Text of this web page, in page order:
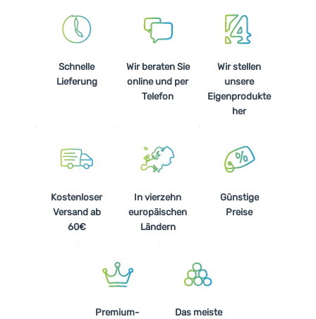
Schnelle
Lieferung
Wir beraten Sie
online und per
Telefon
Wir stellen
unsere
Eigenprodukte
her
Kostenloser
Versand ab
60€
In vierzehn
europäischen
Ländern
Günstige
Preise
Premium-
Das meiste